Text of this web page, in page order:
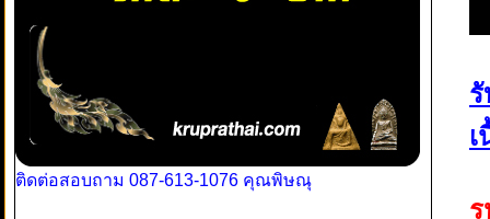
ติดต่อสอบถาม 087-613-1076 คุณพิษณุ